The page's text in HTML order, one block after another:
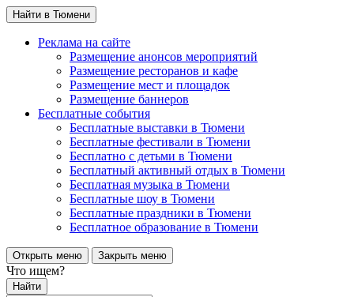
Найти в Тюмени
Реклама на сайте
Размещение анонсов мероприятий
Размещение ресторанов и кафе
Размещение мест и площадок
Размещение баннеров
Бесплатные события
Бесплатные выставки в Тюмени
Бесплатные фестивали в Тюмени
Бесплатно с детьми в Тюмени
Бесплатный активный отдых в Тюмени
Бесплатная музыка в Тюмени
Бесплатные шоу в Тюмени
Бесплатные праздники в Тюмени
Бесплатное образование в Тюмени
Открыть меню Закрыть меню
Что ищем?
Найти